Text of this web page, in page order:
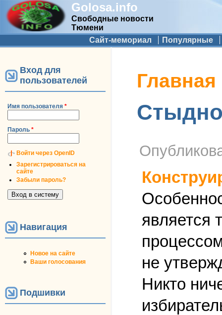
Golosa.info
Свободные новости
Тюмени
Дополнительное меню
Сайт-мемориал Популярные
Вход для
пользователей
Имя пользователя *
Пароль *
Войти через OpenID
Зарегистрироваться на
сайте
Забыли пароль?
Навигация
Новое на сайте
Ваши голосования
Подшивки
Вы здесь
Главная
Стыдно
является
не
Никто